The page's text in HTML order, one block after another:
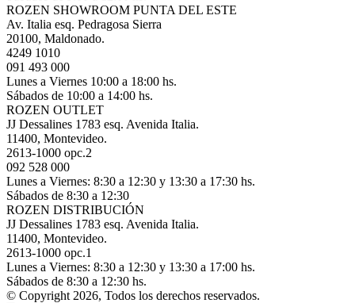
ROZEN SHOWROOM PUNTA DEL ESTE
Av. Italia esq. Pedragosa Sierra
20100, Maldonado.
4249 1010
091 493 000
Lunes a Viernes 10:00 a 18:00 hs.
Sábados de 10:00 a 14:00 hs.
ROZEN OUTLET
JJ Dessalines 1783 esq. Avenida Italia.
11400, Montevideo.
2613-1000 opc.2
092 528 000
Lunes a Viernes: 8:30 a 12:30 y 13:30 a 17:30 hs.
Sábados de 8:30 a 12:30
ROZEN DISTRIBUCIÓN
JJ Dessalines 1783 esq. Avenida Italia.
11400, Montevideo.
2613-1000 opc.1
Lunes a Viernes: 8:30 a 12:30 y 13:30 a 17:00 hs.
Sábados de 8:30 a 12:30 hs.
© Copyright 2026, Todos los derechos reservados.